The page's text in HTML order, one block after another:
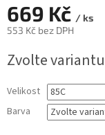
669 Kč / ks
553 Kč bez DPH
cena:
Zvolte variantu
Velikost
Barva